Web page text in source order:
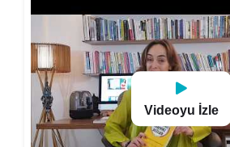
Videoyu İzle